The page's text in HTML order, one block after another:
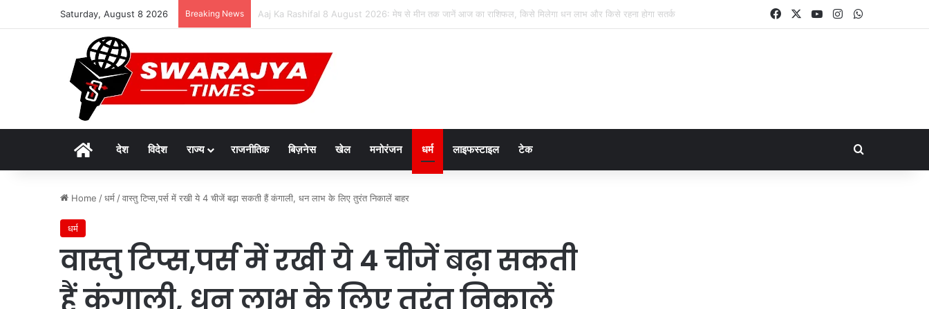
Saturday, August 8 2026 Breaking News दुर्लभ पैंगोलिन तस्करी मामले में आरोपी की जमानत याचिका खारिज FacebookYouTubeInstagram
Homeदेश विदेश राज्य राजनीतिक बिज़नेस खेल मनोरंजन धर्म लाइफस्टाइल टेक Search for
Home /धर्म /वास्तु टिप्स,पर्स में रखी ये 4 चीजें बढ़ा सकती हैं कंगाली, धन लाभ के लिए तुरंत निकालें बाहर
धर्म
वास्तु टिप्स,पर्स में रखी ये 4 चीजें बढ़ा सकती
हैं कंगाली, धन लाभ के लिए तुरंत निकालें